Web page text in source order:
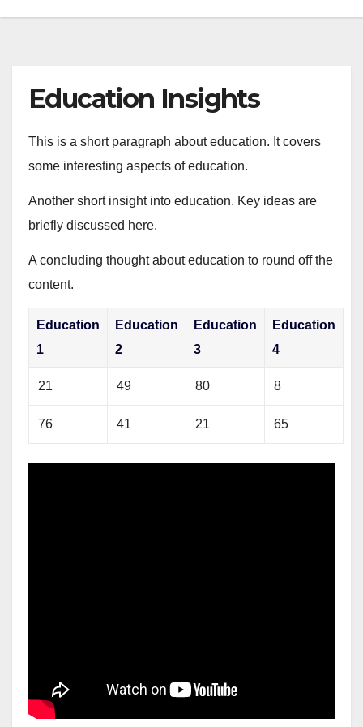
Education Insights
This is a short paragraph about education. It covers
some interesting aspects of education.
Another short insight into education. Key ideas are
briefly discussed here.
A concluding thought about education to round off the
content.
Education
1
Education
2
Education
3
Education
4
21 49 80 8
76 41 21 65